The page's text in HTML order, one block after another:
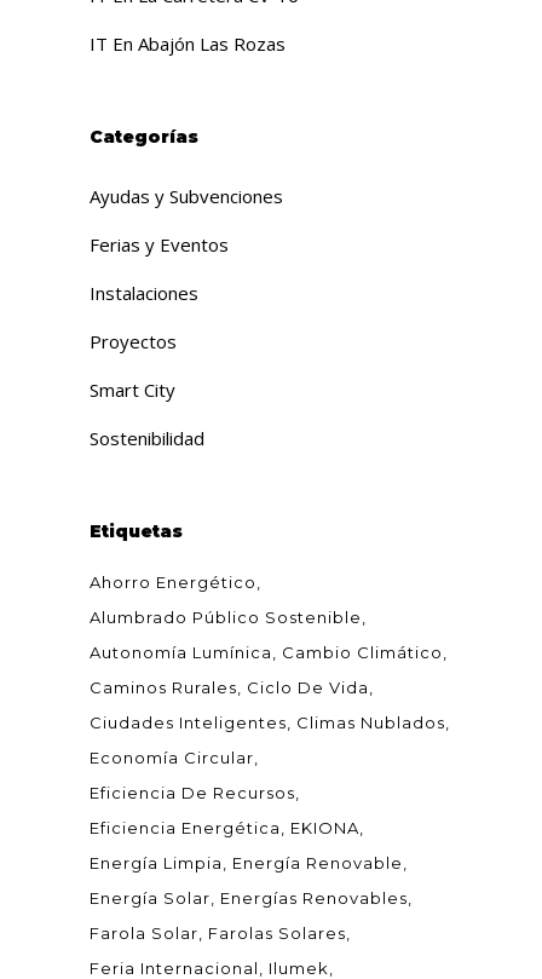
IT En Abajón Las Rozas
Categorías
Ayudas y Subvenciones
Ferias y Eventos
Instalaciones
Proyectos
Smart City
Sostenibilidad
Etiquetas
Ahorro Energético
Alumbrado Público Sostenible
Autonomía Lumínica
Cambio Climático
Caminos Rurales
Ciclo De Vida
Ciudades Inteligentes
Climas Nublados
Economía Circular
Eficiencia De Recursos
Eficiencia Energética
EKIONA
Energía Limpia
Energía Renovable
Energía Solar
Energías Renovables
Farola Solar
Farolas Solares
Feria Internacional
Ilumek